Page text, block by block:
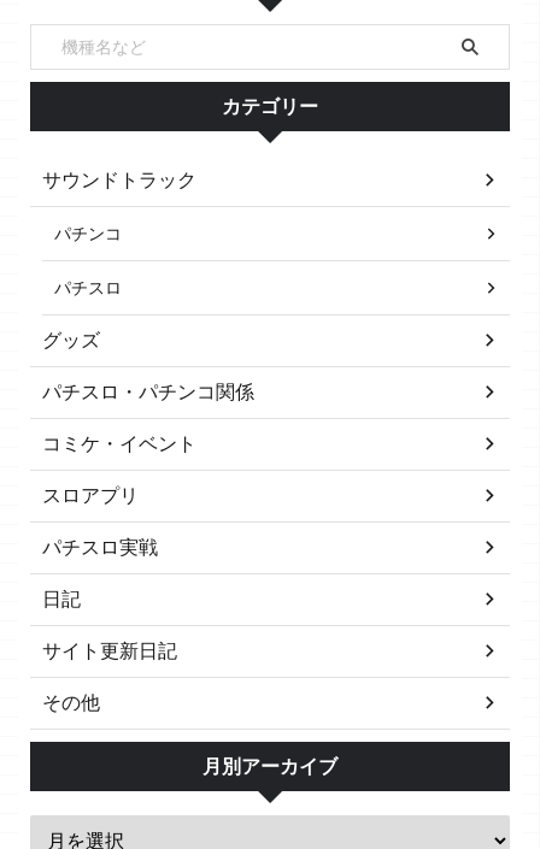
カテゴリー
サウンドトラック
パチンコ
パチスロ
グッズ
パチスロ・パチンコ関係
コミケ・イベント
スロアプリ
パチスロ実戦
日記
サイト更新日記
その他
月別アーカイブ